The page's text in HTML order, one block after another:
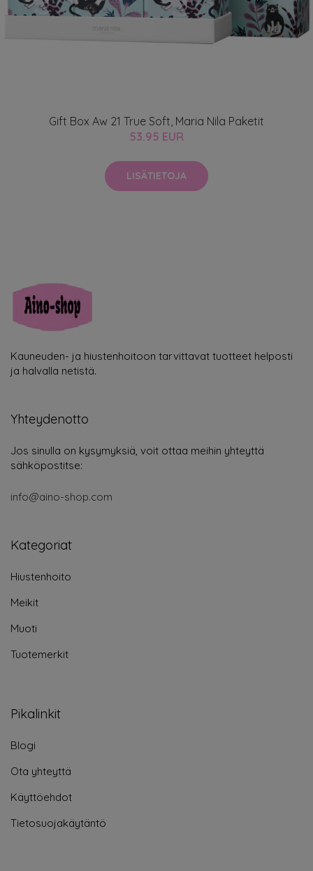
Gift Box Aw 21 True Soft, Maria Nila Paketit
53.95 EUR
LISÄTIETOJA
Kauneuden- ja hiustenhoitoon tarvittavat tuotteet helposti
ja halvalla netistä.
Yhteydenotto
Jos sinulla on kysymyksiä, voit ottaa meihin yhteyttä
sähköpostitse:
info@aino-shop.com
Kategoriat
Hiustenhoito
Meikit
Muoti
Tuotemerkit
Pikalinkit
Blogi
Ota yhteyttä
Käyttöehdot
Tietosuojakäytäntö